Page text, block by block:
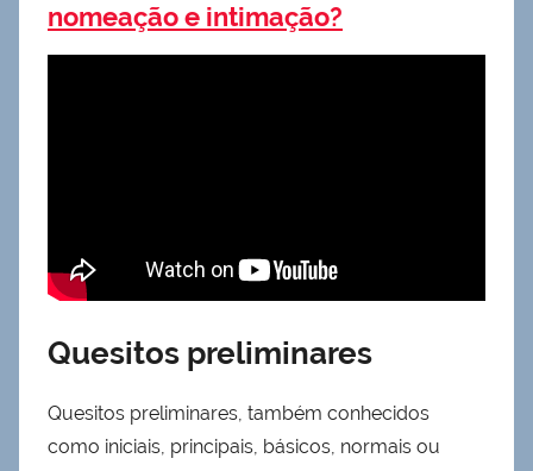
nomeação e intimação?
Quesitos preliminares
Quesitos preliminares, também conhecidos
como iniciais, principais, básicos, normais ou